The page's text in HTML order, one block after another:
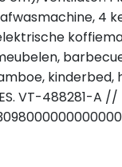
4
VT-488281-A //